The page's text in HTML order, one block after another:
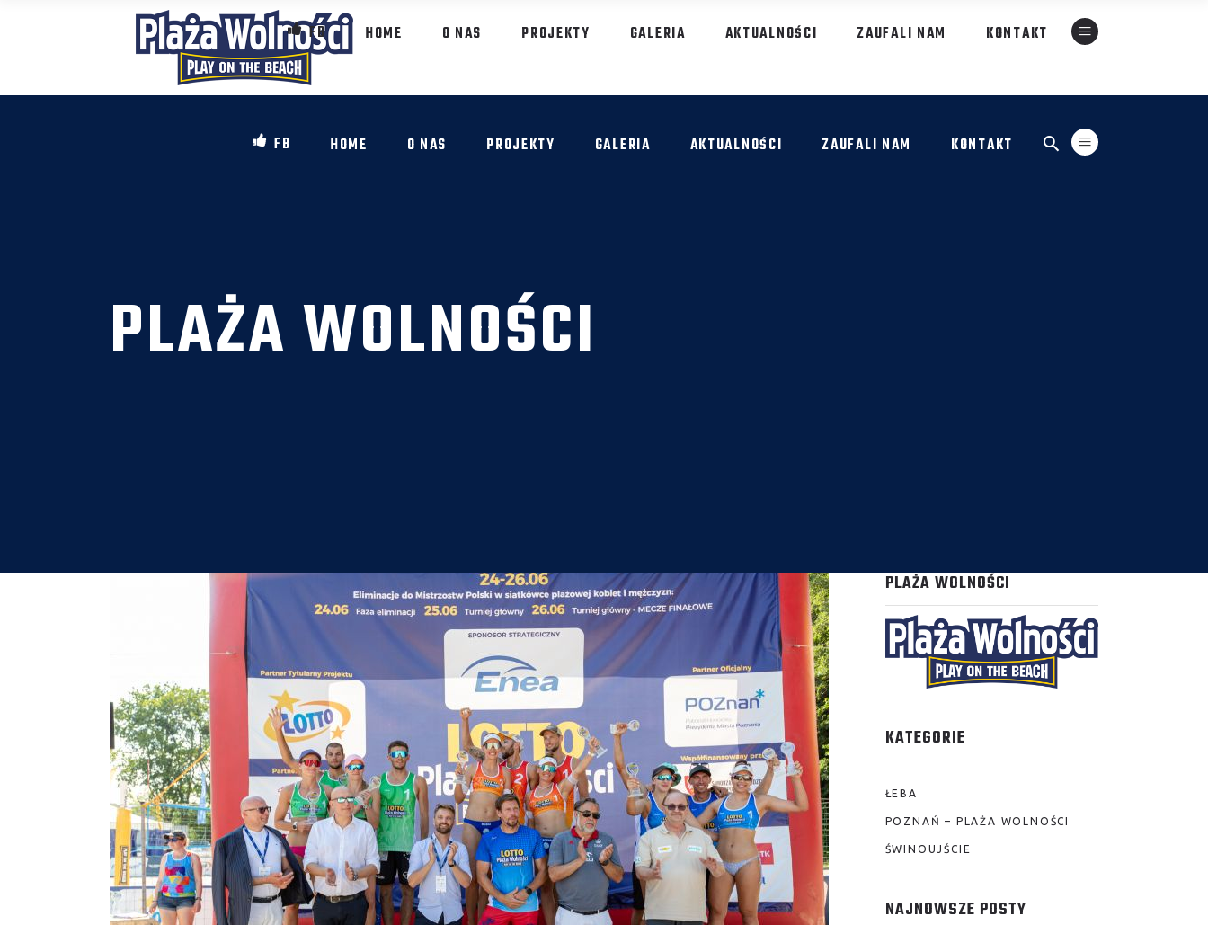
FB HOME O NAS PROJEKTY GALERIA AKTUALNOŚCI ZAUFALI NAM KONTAKT
FB HOME O NAS PROJEKTY GALERIA AKTUALNOŚCI ZAUFALI NAM KONTAKT
PLAŻA WOLNOŚCI
PLAŻA WOLNOŚCI
KATEGORIE
ŁEBA
POZNAŃ – PLAŻA WOLNOŚCI
ŚWINOUJŚCIE
NAJNOWSZE POSTY